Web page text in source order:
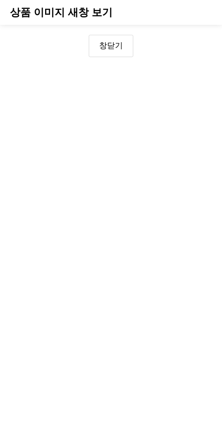
상품 이미지 새창 보기
창닫기